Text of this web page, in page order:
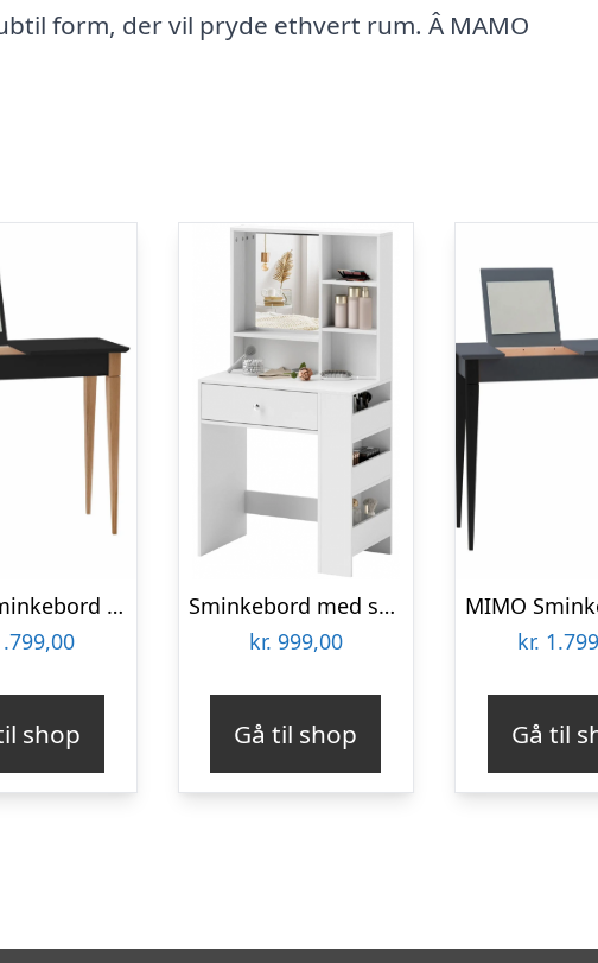
form, der vil pryde ethvert rum. Â MAMO
MIMO Sminkebord med spejl 85x35cm Sort
shop
Sminkebord med spejl i møbelplade H75 – 137 x B70 x D40 cm – Hvid
kr. 999,00
Gå til shop
kr.
Gå til